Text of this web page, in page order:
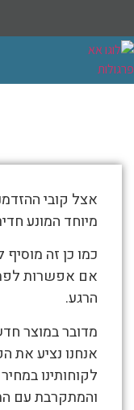
התמונות
מטה
מספרות
את
סיפור
קובי
חדרה-
23
למרס,2021
אצל קובי
מיוחד המונע
כמו כן זה מוסיף
אם אפשרות
הרגע.
מדובר במוצר
אנחנו נציע את
לקוחותינו
והמתקרבת עם